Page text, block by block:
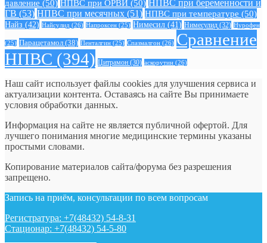
давление (50) НПВС при ОРВИ (50) НПВС при беременности и
ГВ (53) НПВС при месячных (51) НПВС при температуре (50)
Найз (42) Найсулид (26) Напроксен (25) Нимесил (41) Нимесулид (32) Нурофен
(25) Парацетамол (38) Пенталгин (25) Спазмалгон (26) Сравнение
НПВС (394) Цитрамон (30) аскорутин (26)
Наш сайт использует файлы cookies для улучшения сервиса и
актуализации контента. Оставаясь на сайте Вы принимаете
условия обработки данных.
Информация на сайте не является публичной офертой. Для
лучшего понимания многие медицинские термины указаны
простыми словами.
Копирование материалов сайта/форума без разрешения
запрещено.
Запись на приём, консультации по всем вопросам
Регистратура: +7(48432) 54-8-31
Стационар: +7(48432) 54-5-80